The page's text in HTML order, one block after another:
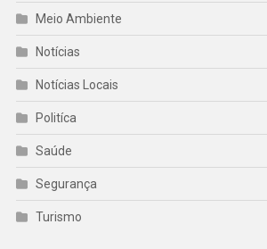
Meio Ambiente
Notícias
Notícias Locais
Politíca
Saúde
Segurança
Turismo